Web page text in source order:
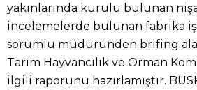
yakınlarında kurulu bulunan
incelemelerde bulunan fabrika
sorumlu müdüründen brifing
Tarım Hayvancılık ve Orman
ilgili raporunu hazırlamıştır.